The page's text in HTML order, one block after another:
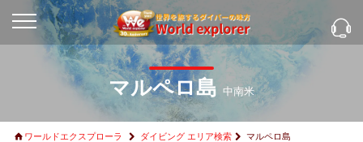
マルペロ島 中南米
ワールドエクスプローラ ダイビング エリア検索 マルペロ島